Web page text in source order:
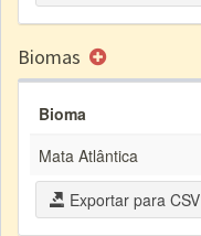
Biomas
Bioma
Mata Atlântica
Exportar para CSV